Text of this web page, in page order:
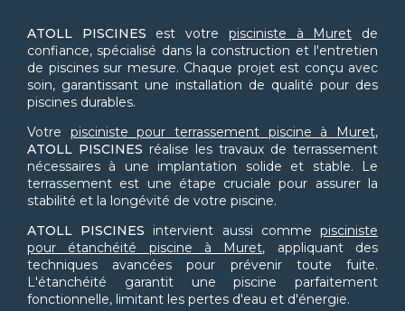
ATOLL PISCINES est votre pisciniste à Muret de
confiance, spécialisé dans la construction et l'entretien
de piscines sur mesure. Chaque projet est conçu avec
soin, garantissant une installation de qualité pour des
piscines durables.
Votre pisciniste pour terrassement piscine à Muret,
ATOLL PISCINES réalise les travaux de terrassement
nécessaires à une implantation solide et stable. Le
terrassement est une étape cruciale pour assurer la
stabilité et la longévité de votre piscine.
ATOLL PISCINES intervient aussi commepisciniste
pour étanchéité piscine à Muret, appliquant des
techniques avancées pour prévenir toute fuite.
L'étanchéité garantit une piscine parfaitement
fonctionnelle, limitant les pertes d'eau et d'énergie.